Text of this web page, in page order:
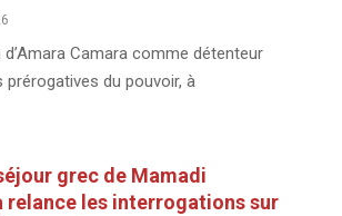
Camara comme détenteur
prérogatives du pouvoir, à
grec de Mamadi
relance les interrogations sur